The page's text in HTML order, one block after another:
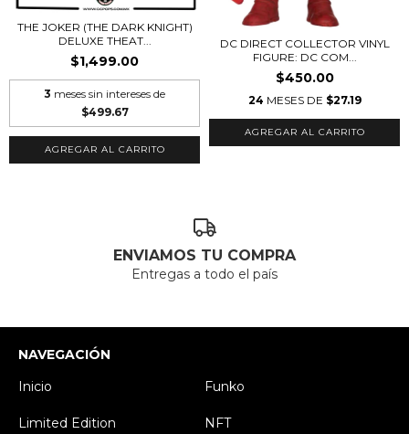
THE JOKER (THE DARK KNIGHT)
DELUXE THEAT...
$1,499.00
3 meses sin intereses de
$499.67
DC DIRECT COLLECTOR VINYL
FIGURE: DC COM...
$450.00
24 MESES DE $27.19
ENVIAMOS TU COMPRA
Entregas a todo el país
NAVEGACIÓN
Inicio
Funko
Limited Edition NFT